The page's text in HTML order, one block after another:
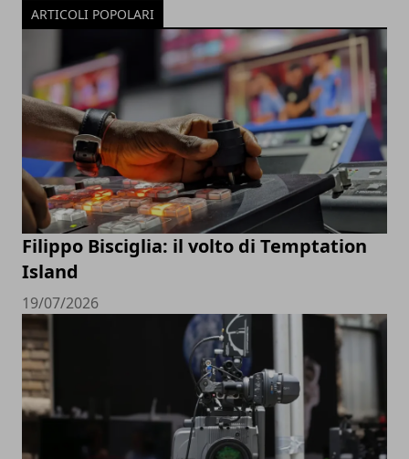
ARTICOLI POPOLARI
Filippo Bisciglia: il volto di Temptation
Island
19/07/2026